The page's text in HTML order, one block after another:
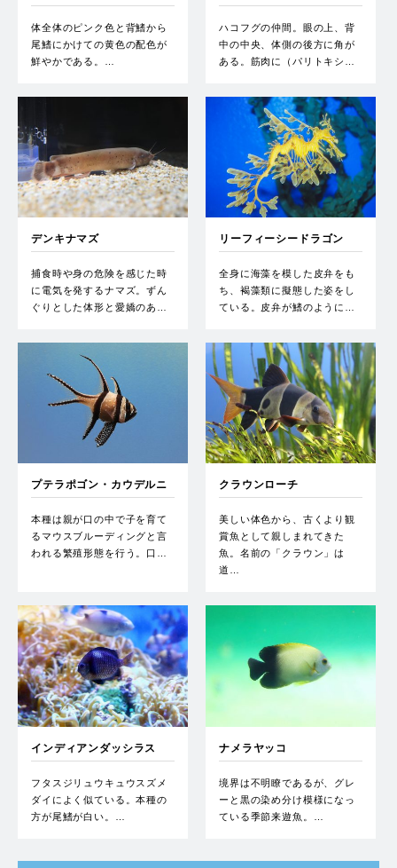
体全体のピンク色と背鰭から
尾鰭にかけての黄色の配色が
鮮やかである。…
ハコフグの仲間。眼の上、背
中の中央、体側の後方に角が
ある。筋肉に（パリトキシ…
デンキナマズ
捕食時や身の危険を感じた時
に電気を発するナマズ。ずん
ぐりとした体形と愛嬌のあ…
リーフィーシードラゴン
全身に海藻を模した皮弁をも
ち、褐藻類に擬態した姿をし
ている。皮弁が鰭のように…
プテラポゴン・カウデルニ
ィ
本種は親が口の中で子を育て
るマウスブルーディングと言
われる繁殖形態を行う。口…
クラウンローチ
美しい体色から、古くより観
賞魚として親しまれてきた
魚。名前の「クラウン」は
道…
インディアンダッシラス
フタスジリュウキュウスズメ
ダイによく似ている。本種の
方が尾鰭が白い。…
ナメラヤッコ
境界は不明瞭であるが、グレ
ーと黒の染め分け模様になっ
ている季節来遊魚。…